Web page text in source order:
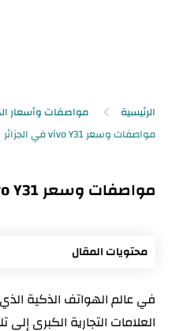
الرئيسية مواصفات وأسعار
مواصفات وسعر vivo Y31 في الجزائر
محتويات المقال
التصميم والأبعاد
في عالم الهواتف الذكية
العلامات التجارية الكبرى